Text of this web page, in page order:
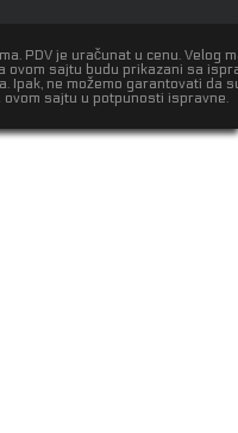
PDV je uračunat u cenu. Velog
ovom sajtu budu prikazani sa
Ipak, ne možemo garantovati da
sajtu u potpunosti ispravne.